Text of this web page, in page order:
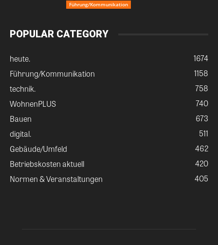
Führung/Kommunikation
POPULAR CATEGORY
heute.
1674
Führung/Kommunikation
1158
technik.
758
WohnenPLUS
740
Bauen
673
digital.
511
Gebäude/Umfeld
462
Betriebskosten aktuell
420
Normen & Veranstaltungen
405